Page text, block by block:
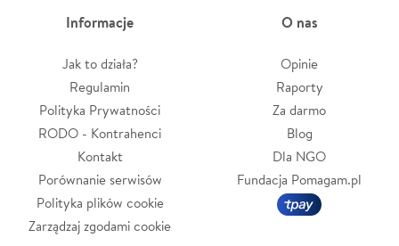
Informacje
Jak to działa?
Regulamin
Polityka Prywatności
RODO - Kontrahenci
Kontakt
Porównanie serwisów
Polityka plików cookie
Zarządzaj zgodami cookie
O nas
Opinie
Raporty
Za darmo
Blog
Dla NGO
Fundacja Pomagam.pl